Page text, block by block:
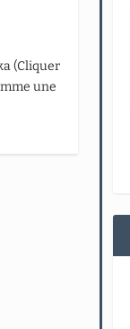
(Cliquer
une